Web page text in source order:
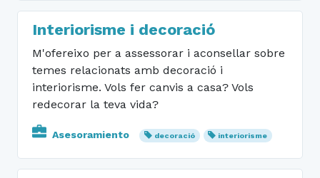
Interiorisme i decoració
M'ofereixo per a assessorar i aconsellar sobre
temes relacionats amb decoració i
interiorisme. Vols fer canvis a casa? Vols
redecorar la teva vida?
Asesoramiento decoració interiorisme